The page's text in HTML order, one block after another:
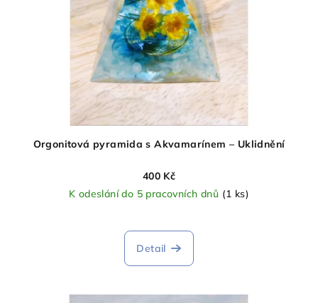
Orgonitová pyramida s Akvamarínem – Uklidnění
400 Kč
K odeslání do 5 pracovních dnů (1 ks)
Detail